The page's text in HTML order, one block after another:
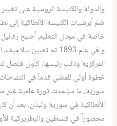
والدولة والكنيسة الروسية على
ضمَ أبرشيات الكنيسة الأنطاكية إلى
خاصة في مجال التعليم. أصبح
و في عام 1893 تم تعيين
المركزية ونائب رئيسها، كأول قنصل
خطوة أولى للمضي قدماً في النشاطات
سورية، ما سيُحدث ثورة علمية غير
الأنطاكية في سورية ولبنان، بعد أن
محصوراً في فلسطين والبطريركية